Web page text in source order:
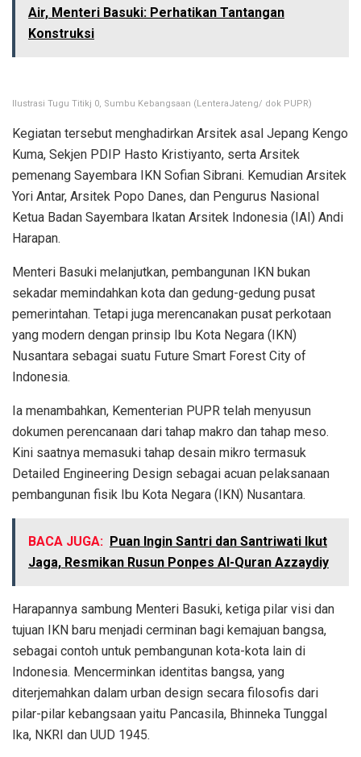
Air, Menteri Basuki: Perhatikan Tantangan
Konstruksi
Ilustrasi Tugu Titikj 0, Sumbu Kebangsaan (LenteraJateng/ dok PUPR)
Kegiatan tersebut menghadirkan Arsitek asal Jepang Kengo
Kuma, Sekjen PDIP Hasto Kristiyanto, serta Arsitek
pemenang Sayembara IKN Sofian Sibrani. Kemudian Arsitek
Yori Antar, Arsitek Popo Danes, dan Pengurus Nasional
Ketua Badan Sayembara Ikatan Arsitek Indonesia (IAI) Andi
Harapan.
Menteri Basuki melanjutkan, pembangunan IKN bukan
sekadar memindahkan kota dan gedung-gedung pusat
pemerintahan. Tetapi juga merencanakan pusat perkotaan
yang modern dengan prinsip Ibu Kota Negara (IKN)
Nusantara sebagai suatu Future Smart Forest City of
Indonesia.
Ia menambahkan, Kementerian PUPR telah menyusun
dokumen perencanaan dari tahap makro dan tahap meso.
Kini saatnya memasuki tahap desain mikro termasuk
Detailed Engineering Design sebagai acuan pelaksanaan
pembangunan fisik Ibu Kota Negara (IKN) Nusantara.
BACA JUGA: Puan Ingin Santri dan Santriwati Ikut
Jaga, Resmikan Rusun Ponpes Al-Quran Azzaydiy
Harapannya sambung Menteri Basuki, ketiga pilar visi dan
tujuan IKN baru menjadi cerminan bagi kemajuan bangsa,
sebagai contoh untuk pembangunan kota-kota lain di
Indonesia. Mencerminkan identitas bangsa, yang
diterjemahkan dalam urban design secara filosofis dari
pilar-pilar kebangsaan yaitu Pancasila, Bhinneka Tunggal
Ika, NKRI dan UUD 1945.